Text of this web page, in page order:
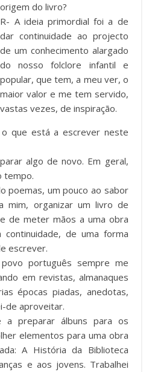
origem do livro?
R- A ideia primordial foi a de
dar continuidade ao projecto
de um conhecimento alargado
do nosso folclore infantil e
popular, que tem, a meu ver, o
maior valor e me tem servido,
vastas vezes, de inspiração.
que está a escrever neste
algo de novo. Em geral,
tempo.
poemas, um pouco ao sabor
mim, organizar um livro de
de meter mãos a uma obra
de uma forma
escrever.
português sempre me
em revistas, almanaques
épocas piadas, anedotas,
de aproveitar.
a preparar álbuns para os
elementos para uma obra
A História da Biblioteca
e aos jovens. Trabalhei